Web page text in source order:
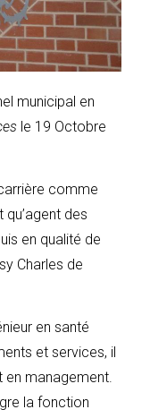
municipal en
le 19 Octobre
comme
des
en qualité de
Charles de
en santé
et services, il
en management.
la fonction